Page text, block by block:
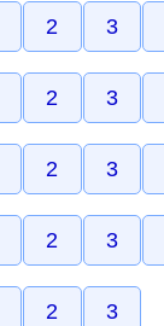
2 3
2 3
2 3
2 3
2 3